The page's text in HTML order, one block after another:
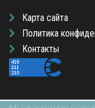
Карта сайта
Политика
Контакты